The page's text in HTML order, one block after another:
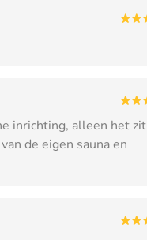
inrichting, alleen het zit
de eigen sauna en